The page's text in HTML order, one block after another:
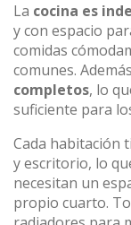
La cocina es
y con espacio
comidas
comunes.
completos, lo
suficiente para
Cada habitación
y escritorio, lo
necesitan un
propio cuarto.